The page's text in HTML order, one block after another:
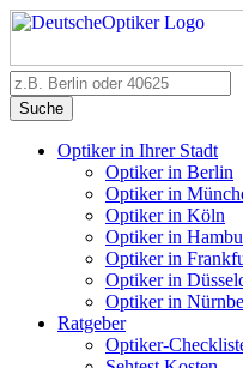
Suche
Optiker in Ihrer Stadt
Optiker in Berlin
Optiker in
Optiker in Köln
Optiker in
Optiker in
Optiker in
Optiker in
Ratgeber
Optiker-